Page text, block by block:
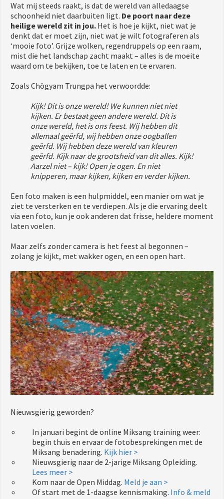
Wat mij steeds raakt, is dat de wereld van alledaagse
schoonheid niet daarbuiten ligt. De poort naar deze
heilige wereld zit in jou. Het is hoe je kijkt, niet wat je
denkt dat er moet zijn, niet wat je wilt fotograferen als
‘mooie foto’. Grijze wolken, regendruppels op een raam,
mist die het landschap zacht maakt – alles is de moeite
waard om te bekijken, toe te laten en te ervaren.
Zoals Chögyam Trungpa het verwoordde:
Kijk! Dit is onze wereld! We kunnen niet niet
kijken. Er bestaat geen andere wereld. Dit is
onze wereld, het is ons feest. Wij hebben dit
allemaal geërfd, wij hebben onze oogballen
geërfd. Wij hebben deze wereld van kleuren
geërfd. Kijk naar de grootsheid van dit alles. Kijk!
Aarzel niet – kijk! Open je ogen. En niet
knipperen, maar kijken, kijken en verder kijken.
Een foto maken is een hulpmiddel, een manier om wat je
ziet te versterken en te verdiepen. Als je die ervaring deelt
via een foto, kun je ook anderen dat frisse, heldere moment
laten voelen.
Maar zelfs zonder camera is het feest al begonnen –
zolang je kijkt, met wakker ogen, en een open hart.
Nieuwsgierig geworden?
In januari begint de online Miksang training weer:
begin thuis en ervaar de fotobesprekingen met de
Miksang benadering. Kijk hier >
Nieuwsgierig naar de 2-jarige Miksang Opleiding.
Lees meer >
Kom naar de Open Middag. Meld je aan >
Of start met de 1-daagse kennismaking. Info & meld